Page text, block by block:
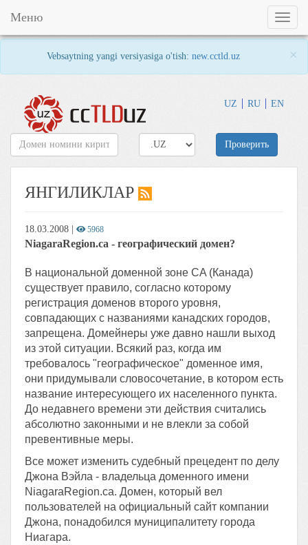
Vebsaytning yangi versiyasiga o'tish: new.cctld.uz ×
UZ RU EN
Toggle
Меню
Проверить
ЯНГИЛИКЛАР
18.03.2008 5968
NiagaraRegion.ca - географический домен?
В национальной доменной зоне CA (Канада)
существует правило, согласно которому
регистрация доменов второго уровня,
совпадающих с названиями канадских городов,
запрещена. Домейнеры уже давно нашли выход
из этой ситуации. Всякий раз, когда им
требовалось "географическое" доменное имя,
они придумывали словосочетание, в котором есть
название интересующего их населенного пункта.
До недавнего времени эти действия считались
абсолютно законными и не влекли за собой
превентивные меры.
Все может изменить судебный прецедент по делу
Джона Вэйла - владельца доменного имени
NiagaraRegion.ca. Домен, который вел
пользователей на официальный сайт компании
Джона, понадобился муниципалитету города
Ниагара.